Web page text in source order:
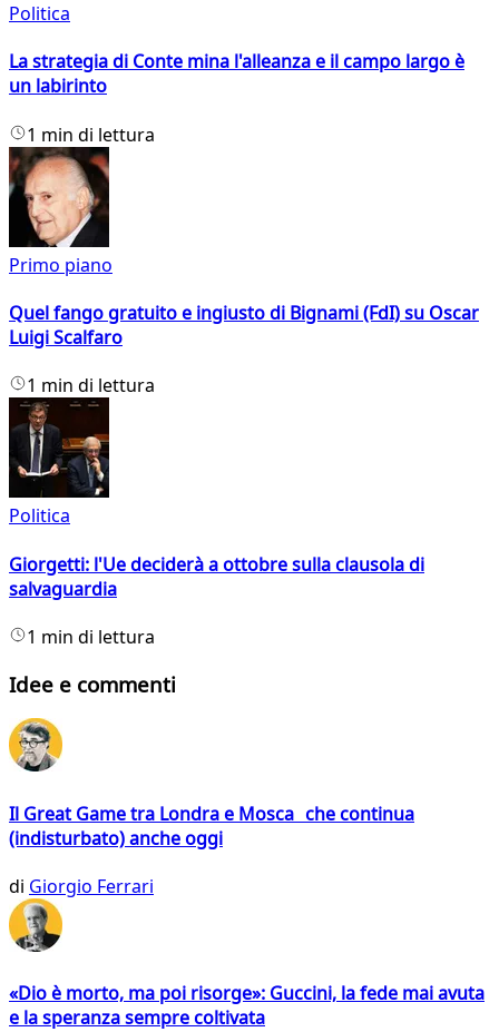
Politica
La strategia di Conte mina l'alleanza e il campo largo è
un labirinto
1 min di lettura
Primo piano
Quel fango gratuito e ingiusto di Bignami (FdI) su Oscar
Luigi Scalfaro
1 min di lettura
Politica
Giorgetti: l'Ue deciderà a ottobre sulla clausola di
salvaguardia
1 min di lettura
Idee e commenti
Il Great Game tra Londra e Mosca che continua
(indisturbato) anche oggi
di Giorgio Ferrari
«Dio è morto, ma poi risorge»: Guccini, la fede mai avuta
e la speranza sempre coltivata